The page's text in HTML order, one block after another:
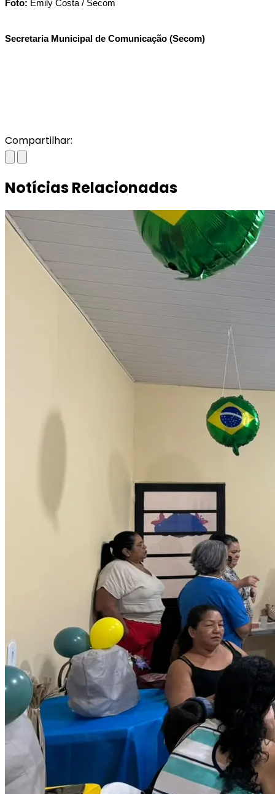
Foto: Emily Costa / Secom
Secretaria Municipal de Comunicação (Secom)
Compartilhar:
Notícias Relacionadas